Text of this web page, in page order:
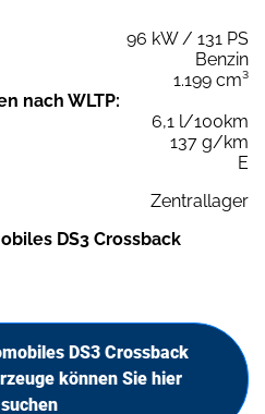
96 kW / 131 PS
Benzin
1.199 cm³
nach WLTP:
6,1 l/100km
137 g/km
E
Zentrallager
DS3 Crossback
DS3 Crossback
können Sie hier
suchen